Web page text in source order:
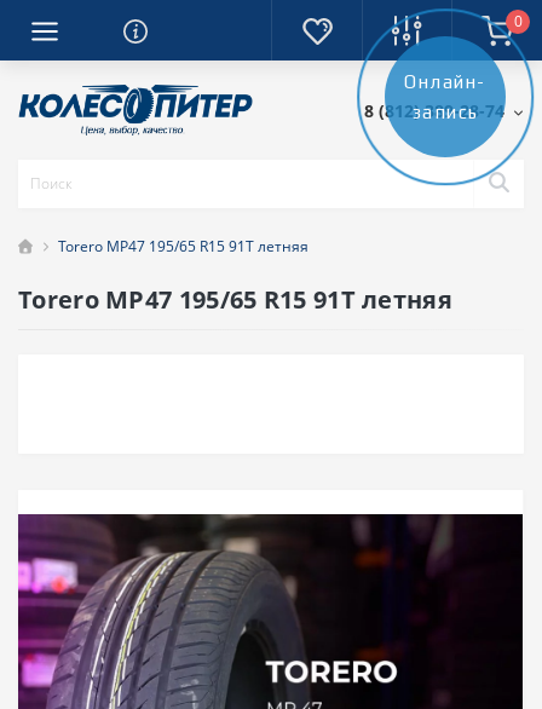
0
8 (812) 389-28-74
Torero MP47 195/65 R15 91T летняя
Torero MP47 195/65 R15 91T летняя
Онлайн-
запись